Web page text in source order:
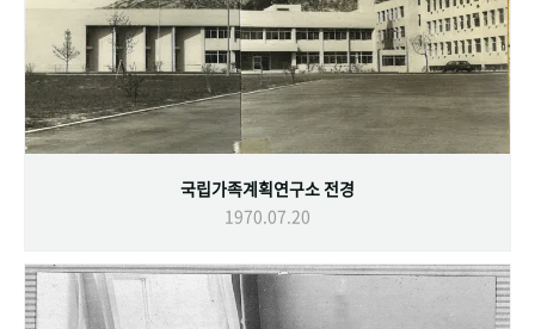
국립가족계획연구소 전경
1970.07.20